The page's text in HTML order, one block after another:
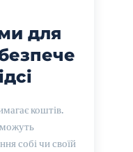
для
коштів.
собі чи своїй